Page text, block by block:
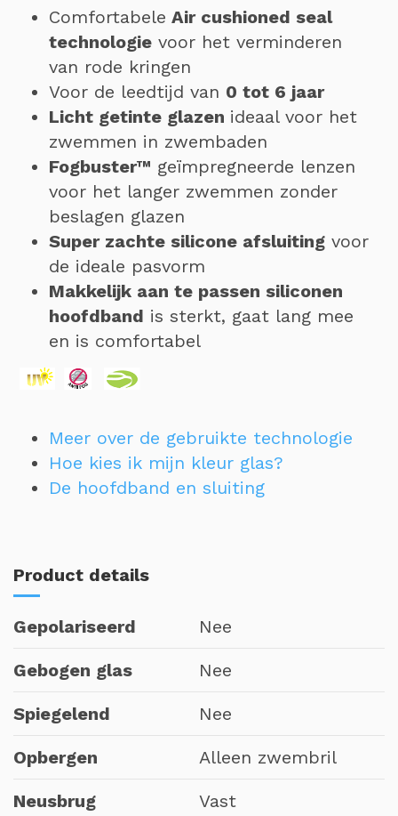
Comfortabele Air cushioned seal
technologie voor het verminderen
van rode kringen
Voor de leedtijd van 0 tot 6 jaar
Licht getinte glazen ideaal voor het
zwemmen in zwembaden
Fogbuster™ geïmpregneerde lenzen
voor het langer zwemmen zonder
beslagen glazen
Super zachte silicone afsluiting voor
de ideale pasvorm
Makkelijk aan te passen siliconen
hoofdband is sterkt, gaat lang mee
en is comfortabel
Meer over de gebruikte technologie
Hoe kies ik mijn kleur glas?
De hoofdband en sluiting
Product details
Gepolariseerd Nee
Gebogen glas Nee
Spiegelend Nee
Opbergen Alleen zwembril
Neusbrug Vast